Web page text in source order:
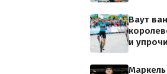
Ваут
и